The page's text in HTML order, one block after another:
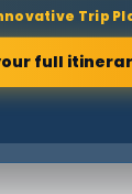
Trip
full